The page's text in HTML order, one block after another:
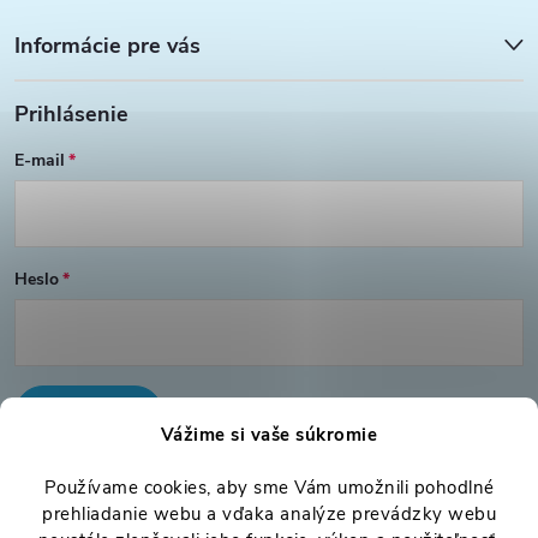
Vážime si vaše súkromie
Používame cookies, aby sme Vám umožnili pohodlné
prehliadanie webu a vďaka analýze prevádzky webu
ä
t
e
Informácie pre vás
Prihlásenie
E-mail
Heslo
Nová registrácia
Zabudnuté heslo